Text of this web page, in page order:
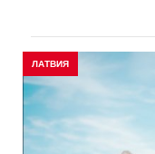
ЛАТВИЯ